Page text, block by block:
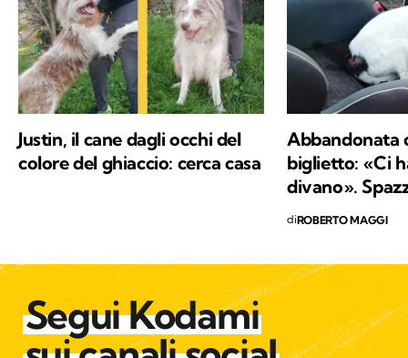
Justin, il cane dagli occhi del
colore del ghiaccio: cerca casa
Abbandonata
biglietto: «Ci
divano».
diROBERTO MAGGI
Segui Kodami